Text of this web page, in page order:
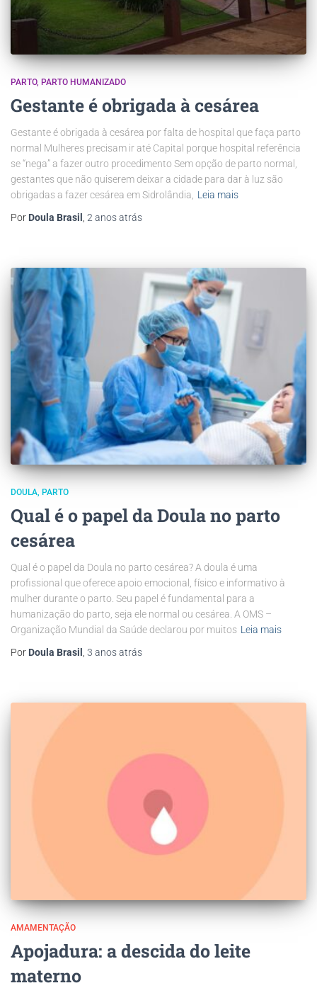
PARTO PARTO HUMANIZADO
Gestante é obrigada à cesárea
Gestante é obrigada à cesárea por falta de hospital que faça parto
normal Mulheres precisam ir até Capital porque hospital referência
se “nega” a fazer outro procedimento Sem opção de parto normal,
gestantes que não quiserem deixar a cidade para dar à luz são
obrigadas a fazer cesárea em Sidrolândia,
Leia mais
Por Doula Brasil 2 anosatrás
DOULA PARTO
Qual é o papel da Doula no parto
cesárea
Qual é o papel da Doula no parto cesárea? A doula é uma
profissional que oferece apoio emocional, físico e informativo à
mulher durante o parto. Seu papel é fundamental para a
humanização do parto, seja ele normal ou cesárea. A OMS –
Organização Mundial da Saúde declarou por muitos Leia mais
Por Doula Brasil , 3 anosatrás
AMAMENTAÇÃO
Apojadura: a descida do leite
materno